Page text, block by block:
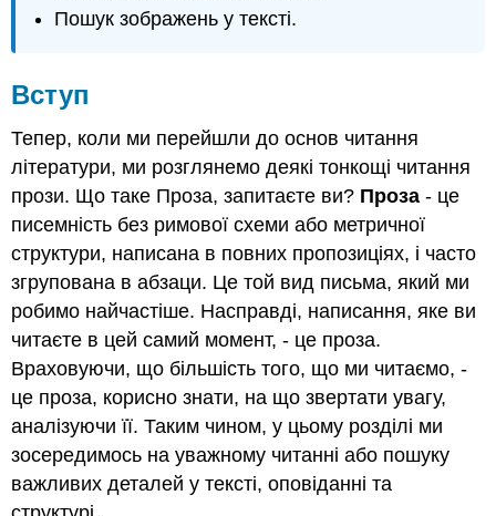
Пошук зображень у тексті.
Вступ
Тепер, коли ми перейшли до основ читання
літератури, ми розглянемо деякі тонкощі читання
прози. Що таке Проза, запитаєте ви? Проза - це
писемність без римової схеми або метричної
структури, написана в повних пропозиціях, і часто
згрупована в абзаци. Це той вид письма, який ми
робимо найчастіше. Насправді, написання, яке ви
читаєте в цей самий момент, - це проза.
Враховуючи, що більшість того, що ми читаємо, -
це проза, корисно знати, на що звертати увагу,
аналізуючи її. Таким чином, у цьому розділі ми
зосередимось на уважному читанні або пошуку
важливих деталей у тексті, оповіданні та